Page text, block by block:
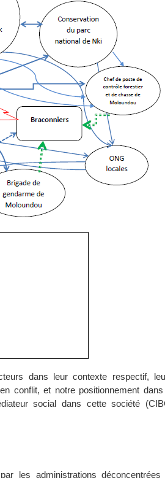
dans leur contexte respectif,
conflit, et notre positionnement
social dans cette société
les administrations déconcentrées